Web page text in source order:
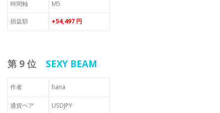
時間軸 M5
損益額 +54,497 円
第 9 位 SEXY BEAM
作者 hana
通貨ペア USDJPY